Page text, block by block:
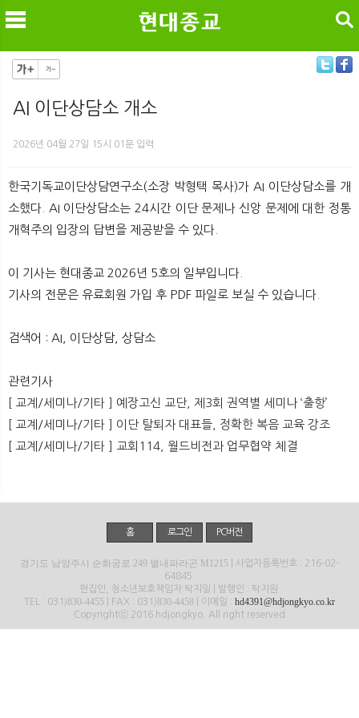
검색
AI 이단상담소 개소
2026년 04월 27일 15시 01분 입력
한국기독교이단상담연구소(소장 박형택 목사)가 AI 이단상담소를 개
소했다. AI 이단상담소는 24시간 이단 문제나 신앙 문제에 대한 정통
개혁주의 입장의 답변을 제공받을 수 있다.
이 기사는 현대종교 2026년 5호의 일부입니다.
기사의 전문은 유료회원 가입 후 PDF 파일로 보실 수 있습니다.
검색어 : AI, 이단상담, 상담소
관련기사
[ 교계/세미나/기타 ] 예장고신 교단, 제3회 권역별 세미나 ‘출항’
[ 교계/세미나/기타 ] 이단 탈퇴자 대표들, 정확한 복음 교육 강조
[ 교계/세미나/기타 ] 교회114, 월드비전과 업무협약 체결
홈 로그인 PC버전
경기도 남양주시 순화궁로 249 별내파라곤 M1215 | 사업자등록번호 : 216-02-
64845
편집인, 청소년보호책임자:탁지일 | 발행인 : 탁지원
TEL : 031)830-4455 | FAX : 031)830-4458 | 이메일 : hd4391@hdjongkyo.co.kr
Copyrightⓒ 2016 hdjongkyo. All right reserved